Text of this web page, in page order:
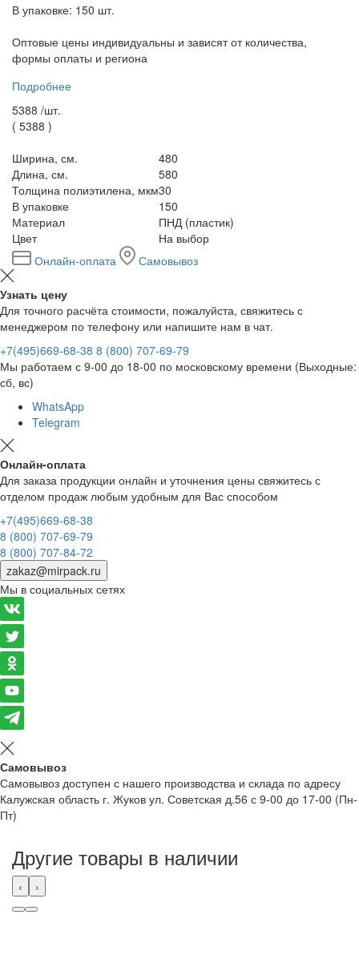
В упаковке: 150 шт.
Оптовые цены индивидуальны и зависят от количества,
формы оплаты и региона
Подробнее
5388 /шт.
( 5388 )
Ширина, см.
480
Длина, см.
580
Толщина полиэтилена, мкм30
В упаковке
150
Материал
ПНД (пластик)
Цвет
На выбор
Онлайн-оплата
Самовывоз
Узнать цену
Для точного расчёта стоимости, пожалуйста, свяжитесь с
менеджером по телефону или напишите нам в чат.
+7(495)669-68-38 8 (800) 707-69-79
Мы работаем с 9-00 до 18-00 по московскому времени (Выходные:
сб, вс)
WhatsApp
Telegram
Онлайн-оплата
Для заказа продукции онлайн и уточнения цены свяжитесь с
отделом продаж любым удобным для Вас способом
+7(495)669-68-38
8 (800) 707-69-79
8 (800) 707-84-72
zakaz@mirpack.ru
Мы в социальных сетях
Самовывоз
Самовывоз доступен с нашего производства и склада по адресу
Калужская область г. Жуков ул. Советская д.56 с 9-00 до 17-00 (Пн-
Пт)
Другие товары в наличии
‹ ›